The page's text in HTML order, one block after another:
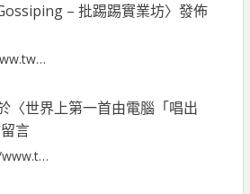
– 批踢踢實業坊〉發佈
〈世界上第一首由電腦「唱出
言
www.t…